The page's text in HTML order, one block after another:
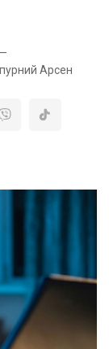
—
Арсен